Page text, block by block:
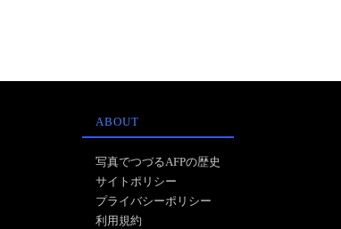
ABOUT
写真でつづるAFPの歴史
サイトポリシー
プライバシーポリシー
利用規約